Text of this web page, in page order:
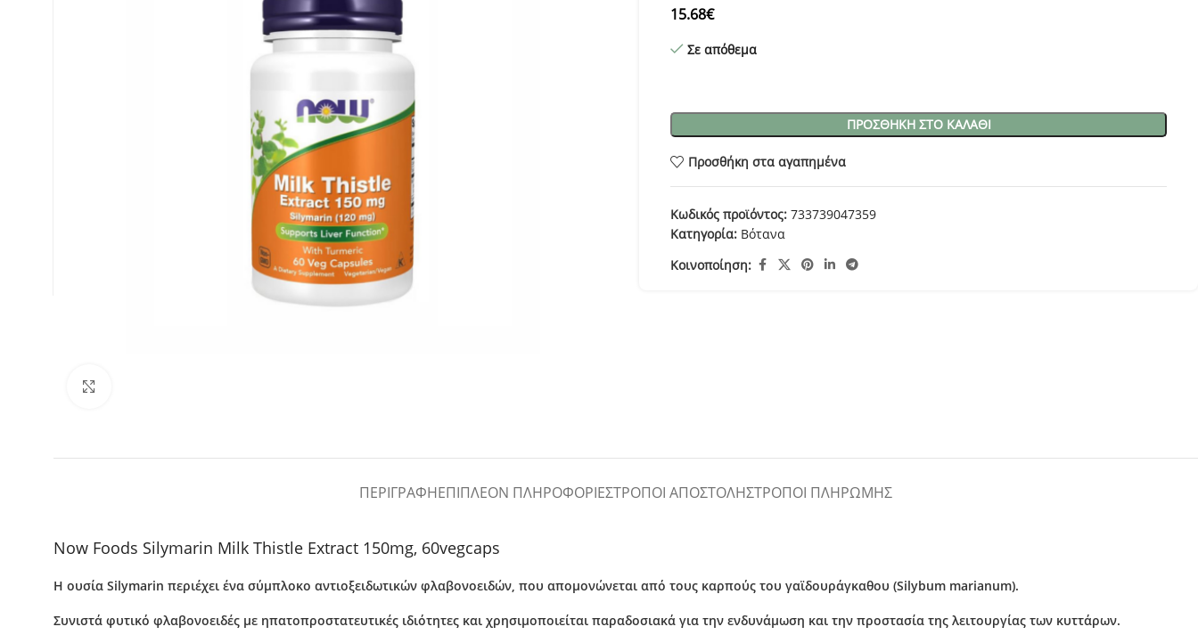
15.68€
Σε απόθεμα
ΠΡΟΣΘΉΚΗ ΣΤΟ ΚΑΛΆΘΙ
Προσθήκη στα αγαπημένα
Κωδικός προϊόντος: 733739047359
Κατηγορία: Βότανα
Κοινοποίηση:
ΠΕΡΙΓΡΑΦΉΕΠΙΠΛΈΟΝ ΠΛΗΡΟΦΟΡΊΕΣΤΡΌΠΟΙ ΑΠΟΣΤΟΛΉΣΤΡΌΠΟΙ ΠΛΗΡΩΜΉΣ
Now Foods Silymarin Milk Thistle Extract 150mg, 60vegcaps
Η ουσία Silymarin περιέχει ένα σύμπλοκο αντιοξειδωτικών φλαβονοειδών, που απομονώνεται από τους καρπούς του γαϊδουράγκαθου (Silybum marianum).
Συνιστά φυτικό φλαβονοειδές με ηπατοπροστατευτικές ιδιότητες και χρησιμοποιείται παραδοσιακά για την ενδυνάμωση και την προστασία της λειτουργίας των κυττάρων.